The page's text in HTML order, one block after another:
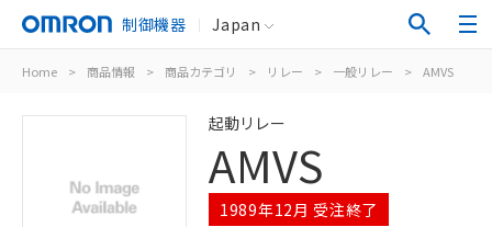
制御機器 Japan
Home > 商品情報 > 商品カテゴリ > リレー > 一般リレー > AMVS
起動リレー
AMVS
1989年12月 受注終了